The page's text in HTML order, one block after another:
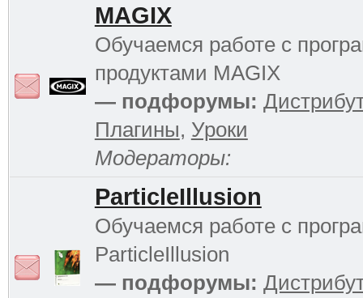
MAGIX
Обучаемся работе с
продуктами MAGIX
— подфорумы:
Плагины, Уроки
Модераторы:
ParticleIllusion
Обучаемся работе с
ParticleIllusion
— подфорумы: